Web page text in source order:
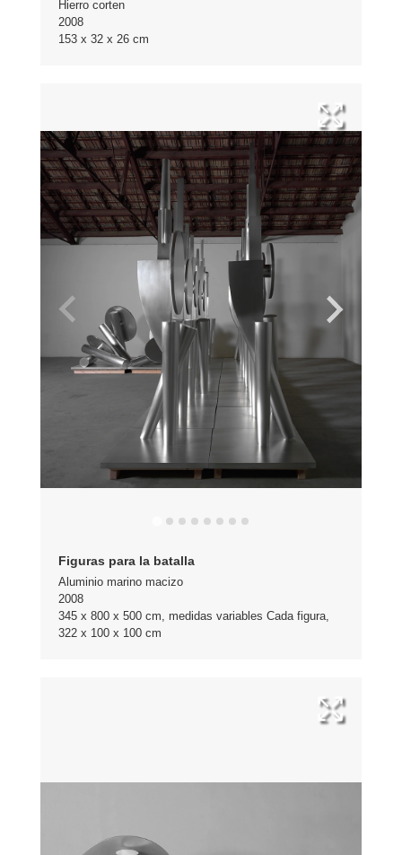
Hierro corten
2008
153 x 32 x 26 cm
Figuras para la batalla
Aluminio marino macizo
2008
345 x 800 x 500 cm, medidas variables Cada figura,
322 x 100 x 100 cm